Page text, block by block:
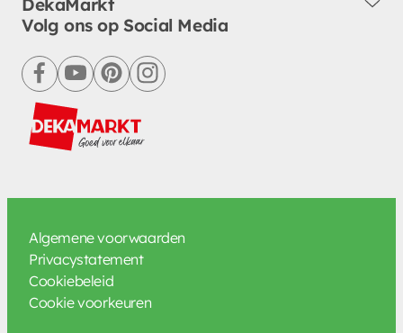
Volg ons op Social Media
facebookyoutubepinterestinstagram
Algemene voorwaarden
Privacystatement
Cookiebeleid
Cookie voorkeuren